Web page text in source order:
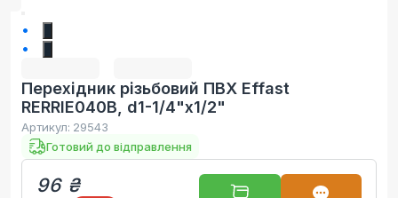
Перехідник різьбовий ПВХ Effast
RERRIE040B, d1-1/4"x1/2"
Артикул: 29543
Готовий до відправлення
96 ₴